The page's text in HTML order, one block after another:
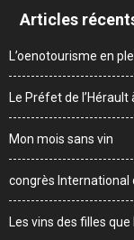
Articles
L’oenotourisme en
Le Préfet de
Mon mois sans vin
congrès International
Les vins des filles